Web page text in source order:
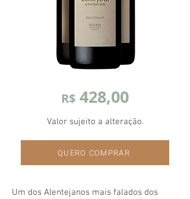
R$ 428,00
Valor sujeito a alteração.
QUERO COMPRAR
Um dos Alentejanos mais falados dos